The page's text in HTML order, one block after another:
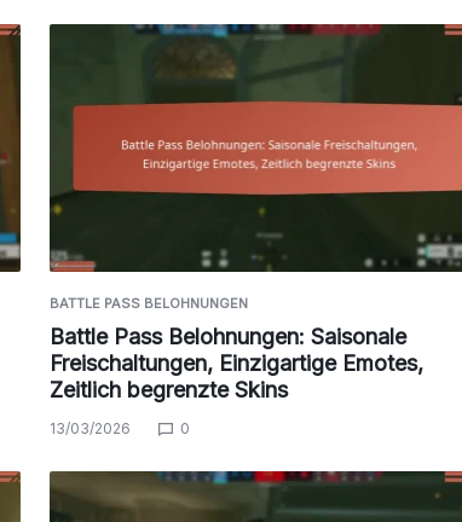
BATTLE PASS BELOHNUNGEN
Battle Pass Belohnungen: Saisonale
Freischaltungen, Einzigartige Emotes,
Zeitlich begrenzte Skins
13/03/2026 0